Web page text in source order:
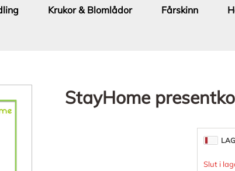
Krukor & Blomlådor Fårskinn
StayHome
Slut i